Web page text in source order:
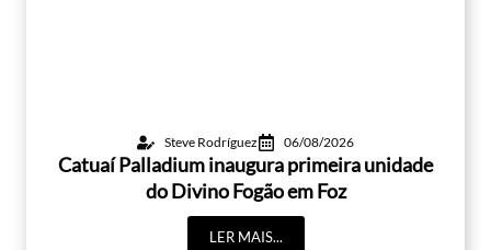
Steve Rodríguez 06/08/2026
Catuaí Palladium inaugura primeira unidade
do Divino Fogão em Foz
LER MAIS...